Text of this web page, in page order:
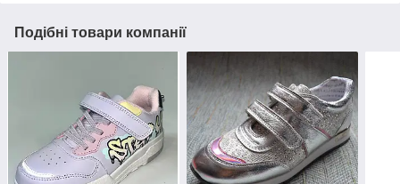
Подібні товари компанії